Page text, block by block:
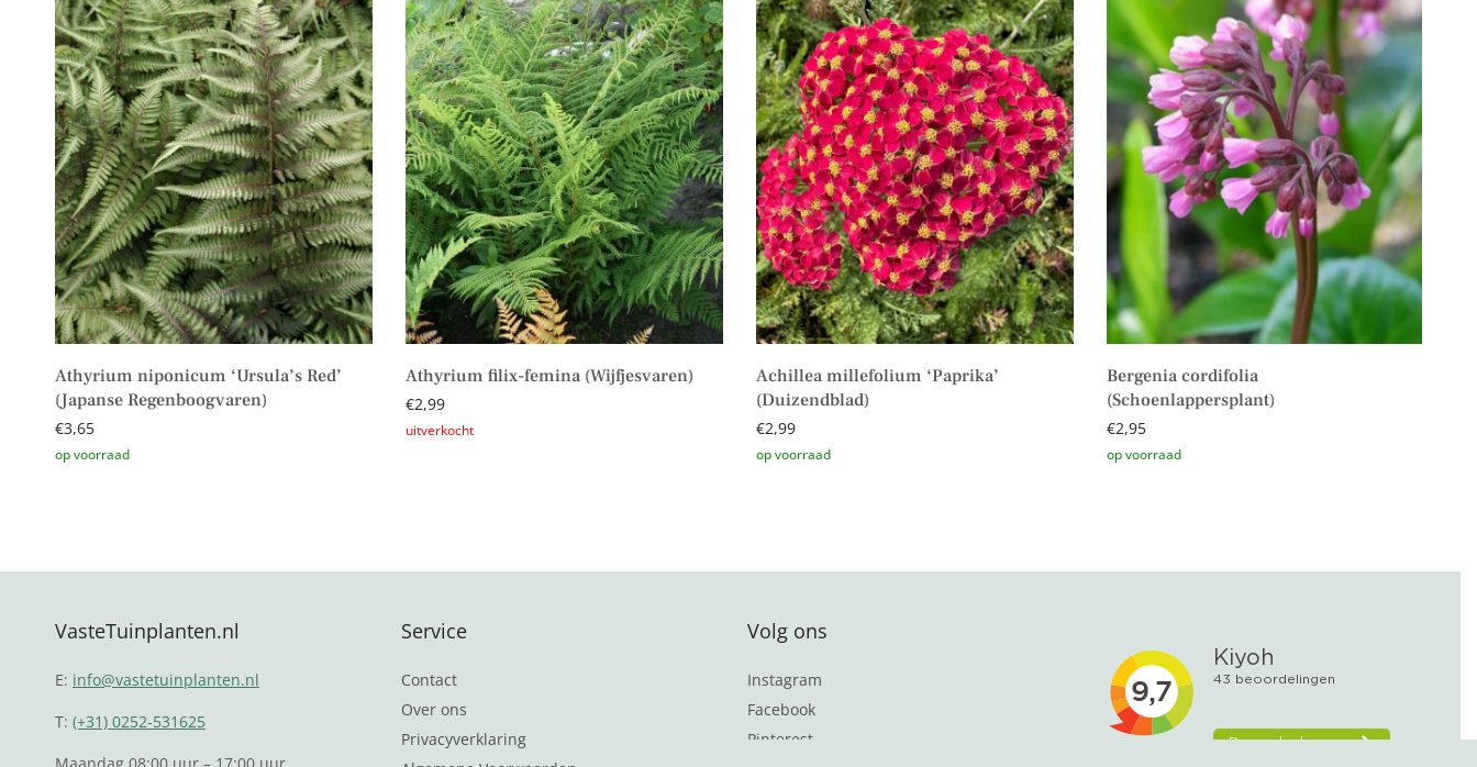
Athyrium niponicum ‘Ursula’s Red’
(Japanse Regenboogvaren)
€3,65
Athyrium filix-femina (Wijfjesvaren)
€2,99
Achillea millefolium ‘Paprika’
(Duizendblad)
€2,99
Bergenia cordifolia
(Schoenlappersplant)
€2,95
VasteTuinplanten.nl
E: info@vastetuinplanten.nl
T:(+31) 0252-531625
Service
Contact
Over ons
Privacyverklaring
Volg ons
Instagram
Facebook
Pinterest